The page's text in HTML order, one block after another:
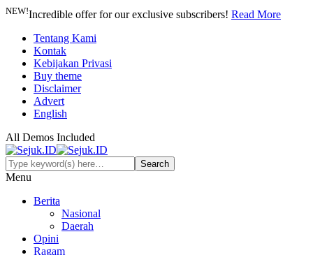
NEW!Incredible offer for our exclusive subscribers! Read More
Tentang Kami
Kontak
Kebijakan Privasi
Buy theme
Disclaimer
Advert
English
All Demos Included
Menu
Berita
Nasional
Daerah
Opini
Ragam